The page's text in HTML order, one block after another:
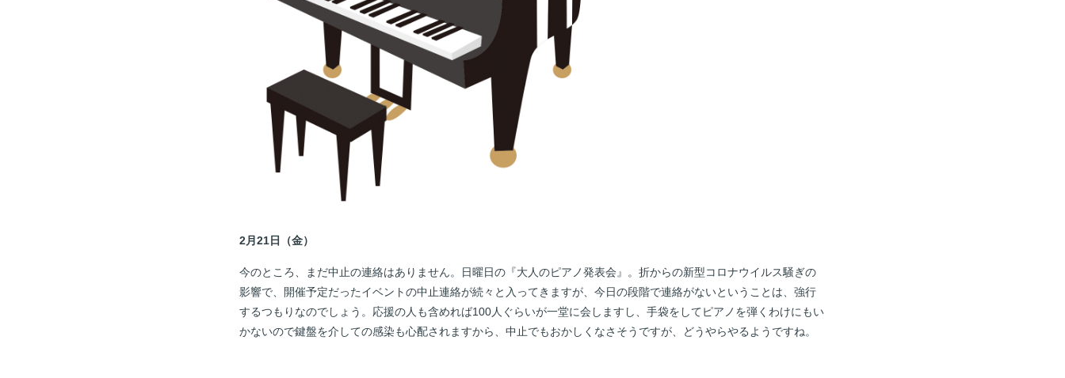
2月21日（金）
今のところ、まだ中止の連絡はありません。日曜日の『大人のピアノ発表会』。折からの新型コロナウイルス騒ぎの
影響で、開催予定だったイベントの中止連絡が続々と入ってきますが、今日の段階で連絡がないということは、強行
するつもりなのでしょう。応援の人も含めれば100人ぐらいが一堂に会しますし、手袋をしてピアノを弾くわけにもい
かないので鍵盤を介しての感染も心配されますから、中止でもおかしくなさそうですが、どうやらやるようですね。